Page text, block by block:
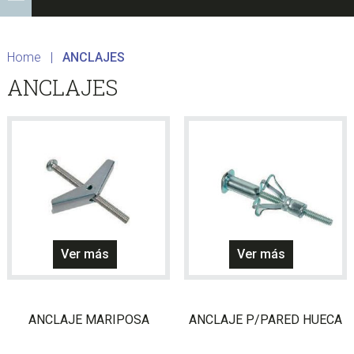
Home ANCLAJES
ANCLAJES
Ver más
variantes.
ANCLAJE MARIPOSA
Ver más
variantes.
ANCLAJE P/PARED HUECA